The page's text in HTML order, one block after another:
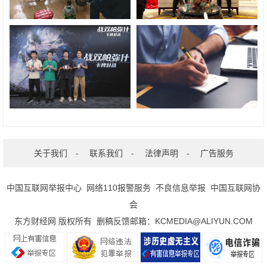
关于我们 - 联系我们 - 法律声明 - 广告服务
中国互联网举报中心 网络110报警服务 不良信息举报
中国互联网协
会
东方财经网 版权所有 删稿反馈邮箱：KCMEDIA@ALIYUN.COM